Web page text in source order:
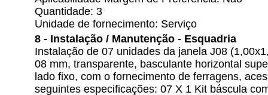
Quantidade: 3
Unidade de fornecimento: Serviço
8 - Instalação / Manutenção - Esquadria
Instalação de 07 unidades da janela J08
08 mm, transparente, basculante horizontal
lado fixo, com o fornecimento de ferragens,
seguintes especificações: 07 X 1 Kit báscula